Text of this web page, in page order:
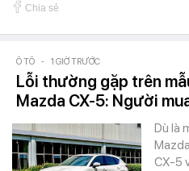
Chia sẻ
Ô TÔ - 1 GIỜ TRƯỚC
Lỗi thường gặp trên
Mazda CX-5: Người
Dù là
CX-5